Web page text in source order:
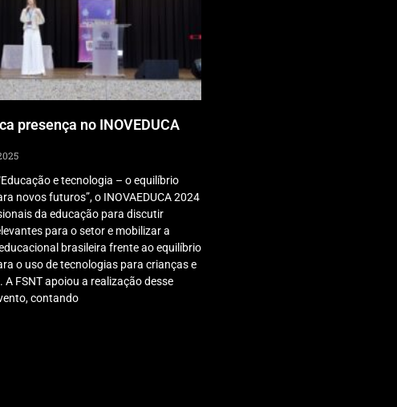
presença no INOVEDUCA
e tecnologia – o equilíbrio
novos futuros”, o INOVAEDUCA 2024
da educação para discutir
para o setor e mobilizar a
brasileira frente ao equilíbrio
o uso de tecnologias para crianças e
A FSNT apoiou a realização desse
contando